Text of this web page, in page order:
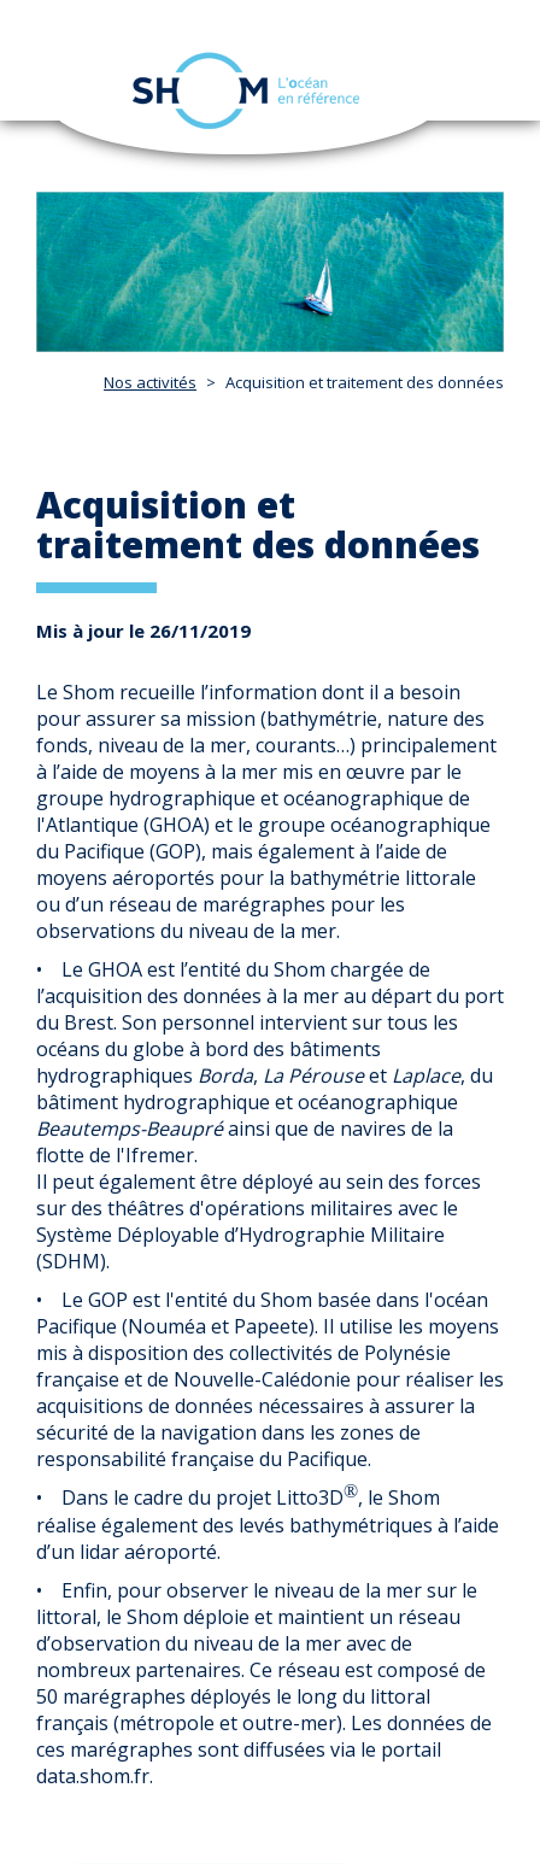
Aller
principal
navigation
Nos activités Acquisition et traitement des données
Acquisition et
traitement des données
Mis à jour le 26/11/2019
Le Shom recueille l’information dont il a besoin
pour assurer sa mission (bathymétrie, nature des
fonds, niveau de la mer, courants…) principalement
à l’aide de moyens à la mer mis en œuvre par le
groupe hydrographique et océanographique de
l'Atlantique (GHOA) et le groupe océanographique
du Pacifique (GOP), mais également à l’aide de
moyens aéroportés pour la bathymétrie littorale
ou d’un réseau de marégraphes pour les
observations du niveau de la mer.
• Le GHOA est l’entité du Shom chargée de
l’acquisition des données à la mer au départ du port
du Brest. Son personnel intervient sur tous les
océans du globe à bord des bâtiments
hydrographiques Borda, La Pérouseet Laplace, du
bâtiment hydrographique et océanographique
Beautemps-Beaupréainsi que de navires de la
flotte de l'Ifremer.
Il peut également être déployé au sein des forces
sur des théâtres d'opérations militaires avec le
Système Déployable d’Hydrographie Militaire
(SDHM).
• Le GOP est l'entité du Shom basée dans l'océan
Pacifique (Nouméa et Papeete). Il utilise les moyens
mis à disposition des collectivités de Polynésie
française et de Nouvelle-Calédonie pour réaliser les
acquisitions de données nécessaires à assurer la
sécurité de la navigation dans les zones de
responsabilité française du Pacifique.
• Dans le cadre du projet Litto3D®, le Shom
réalise également des levés bathymétriques à l’aide
d’un lidar aéroporté.
• Enfin, pour observer le niveau de la mer sur le
littoral, le Shom déploie et maintient un réseau
d’observation du niveau de la mer avec de
nombreux partenaires. Ce réseau est composé de
50 marégraphes déployés le long du littoral
français (métropole et outre-mer). Les données de
ces marégraphes sont diffusées via le portail
data.shom.fr.